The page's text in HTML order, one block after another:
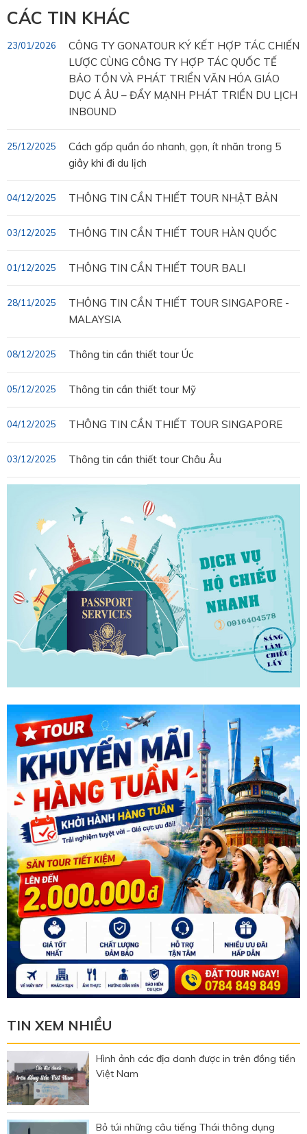
CÁC TIN KHÁC
CÔNG TY GONATOUR KÝ KẾT HỢP TÁC CHIẾN
LƯỢC CÙNG CÔNG TY HỢP TÁC QUỐC TẾ
BẢO TỒN VÀ PHÁT TRIỂN VĂN HÓA GIÁO
DỤC Á ÂU – ĐẨY MẠNH PHÁT TRIỂN DU LỊCH
INBOUND
23/01/2026
Cách gấp quần áo nhanh, gọn, ít nhăn trong 5
giây khi đi du lịch
25/12/2025
THÔNG TIN CẦN THIẾT TOUR NHẬT BẢN
04/12/2025
THÔNG TIN CẦN THIẾT TOUR HÀN QUỐC
03/12/2025
THÔNG TIN CẦN THIẾT TOUR BALI
01/12/2025
THÔNG TIN CẦN THIẾT TOUR SINGAPORE -
MALAYSIA
28/11/2025
Thông tin cần thiết tour Úc
08/12/2025
Thông tin cần thiết tour Mỹ
05/12/2025
THÔNG TIN CẦN THIẾT TOUR SINGAPORE
04/12/2025
Thông tin cần thiết tour Châu Âu
03/12/2025
TIN XEM NHIỀU
Hình ảnh các địa danh được in trên đồng tiền
Việt Nam
Bỏ túi những câu tiếng Thái thông dụng